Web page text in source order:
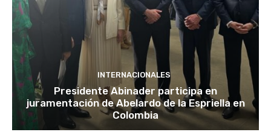
INTERNACIONALES
Presidente Abinader participa en
juramentación de Abelardo de la Espriella en
Colombia